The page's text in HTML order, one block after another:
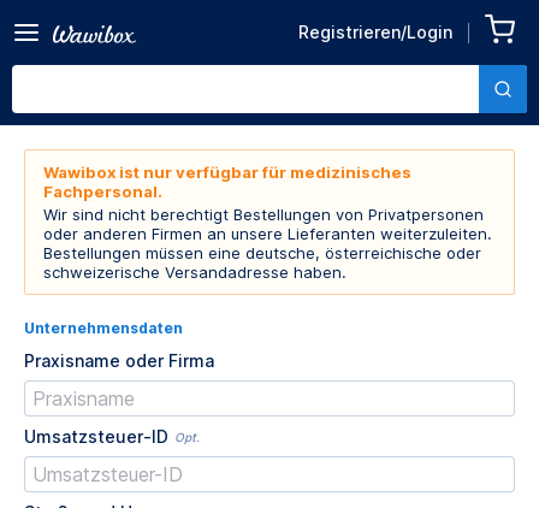
Registrieren/Login
Wawibox ist nur verfügbar für medizinisches
Fachpersonal.
Wir sind nicht berechtigt Bestellungen von Privatpersonen
oder anderen Firmen an unsere Lieferanten weiterzuleiten.
Bestellungen müssen eine deutsche, österreichische oder
schweizerische Versandadresse haben.
Unternehmensdaten
Praxisname oder Firma
Umsatzsteuer-ID Opt.